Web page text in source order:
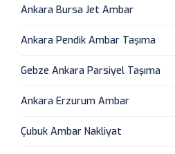
Ankara Bursa Jet Ambar
Ankara Pendik Ambar Taşıma
Gebze Ankara Parsiyel Taşıma
Ankara Erzurum Ambar
Çubuk Ambar Nakliyat